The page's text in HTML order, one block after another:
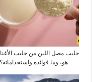
حلیب مصل اللبن من حلیب
هو، وما فوائده واستخداماته؟